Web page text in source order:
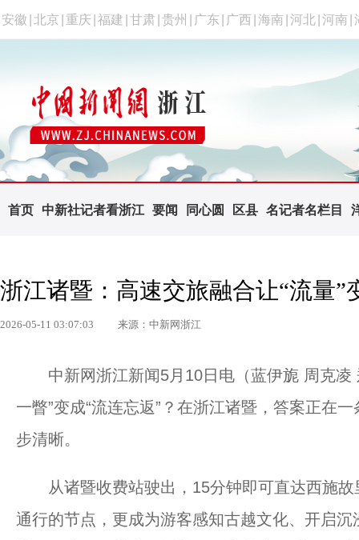
安徽 北京 重庆 福建 甘肃 贵州 广东 广西 海南 河北 河南
首页 中新社记者看浙江 要闻 同心圆 区县 名记者名栏目
浙江诸暨：高速交旅融合让“流量”
2026-05-11 03:07:03 来源：中新网浙江
中新网浙江新闻5月10日电（蓝伊旎 周克凌
一瞥”变成“流连忘返”？在浙江诸暨，答案正在
步清晰。
从诸暨收费站驶出，15分钟即可直达西施故
通行的节点，更成为游客感知古越文化、开启沉